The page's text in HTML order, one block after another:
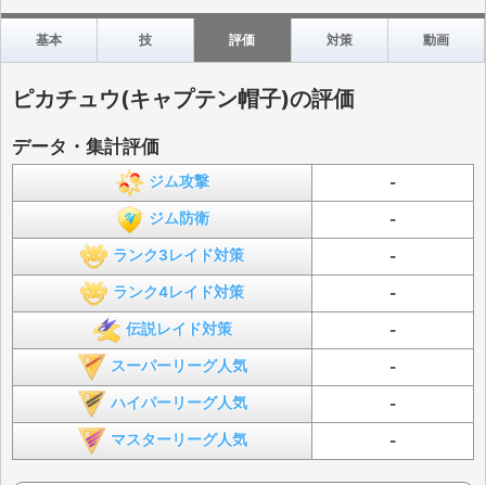
基本 技 評価 対策 動画
ピカチュウ(キャプテン帽子)の評価
データ・集計評価
ジム攻撃 -
ジム防衛 -
ランク3レイド対策 -
ランク4レイド対策 -
伝説レイド対策 -
スーパーリーグ人気 -
ハイパーリーグ人気 -
マスターリーグ人気 -